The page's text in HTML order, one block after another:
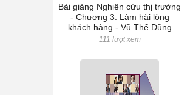
Bài giảng Nghiên cứu thị trường
- Chương 3: Làm hài lòng
khách hàng - Vũ Thế Dũng
111 lượt xem